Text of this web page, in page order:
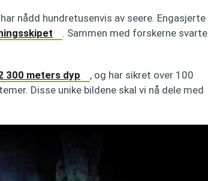
har nådd hundretusenvis av seere. Engasjerte
. Sammen med forskerne svarte
300 meters dyp
, og har sikret over 100
Disse unike bildene skal vi nå dele med